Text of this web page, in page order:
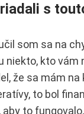
s
som sa na
niekto, kto
že sa mám
to bol
aby to